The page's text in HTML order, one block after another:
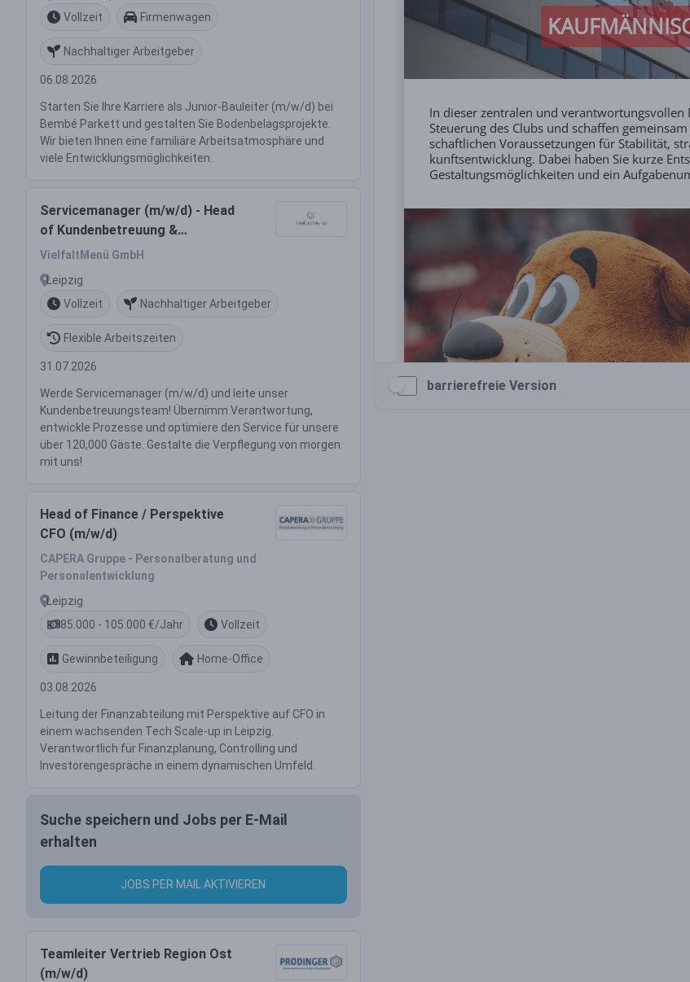
Vollzeit
Firmenwagen
Nachhaltiger Arbeitgeber
06.08.2026
Starten Sie Ihre Karriere als Junior-Bauleiter (m/w/d) bei
Bembé Parkett und gestalten Sie Bodenbelagsprojekte.
Wir bieten Ihnen eine familiäre Arbeitsatmosphäre und
viele Entwicklungsmöglichkeiten.
Servicemanager (m/w/d) - Head
of Kundenbetreuung &
Teamleitung gesucht!
VielfaltMenü GmbH
Leipzig
Vollzeit
Nachhaltiger Arbeitgeber
Flexible Arbeitszeiten
31.07.2026
Werde Servicemanager (m/w/d) und leite unser
Kundenbetreuungsteam! Übernimm Verantwortung,
entwickle Prozesse und optimiere den Service für unsere
über 120,000 Gäste. Gestalte die Verpflegung von morgen
mit uns!
Head of Finance / Perspektive
CFO (m/w/d)
CAPERA Gruppe - Personalberatung und
Personalentwicklung
Leipzig
85.000 - 105.000 €/Jahr
Vollzeit
Gewinnbeteiligung Home-Office
03.08.2026
Leitung der Finanzabteilung mit Perspektive auf CFO in
einem wachsenden Tech Scale-up in Leipzig.
Verantwortlich für Finanzplanung, Controlling und
Investorengespräche in einem dynamischen Umfeld.
Suche speichern und Jobs per E-Mail
erhalten
JOBS PER MAIL AKTIVIEREN
Teamleiter Vertrieb Region Ost
(m/w/d)
barrierefreie Version